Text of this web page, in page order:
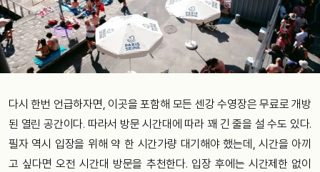
다시 한번 언급하자면, 이곳을 포함해 모든 센강 수영장은 무료로 개방
된 열린 공간이다. 따라서 방문 시간대에 따라 꽤 긴 줄을 설 수도 있다.
필자 역시 입장을 위해 약 한 시간가량 대기해야 했는데, 시간을 아끼
고 싶다면 오전 시간대 방문을 추천한다. 입장 후에는 시간제한 없이